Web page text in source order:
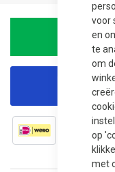
voor
en
te
om
op
met